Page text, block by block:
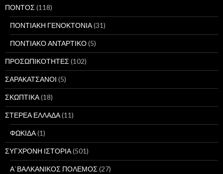
ΠΟΝΤΟΣ (118)
ΠΟΝΤΙΑΚΗ ΓΕΝΟΚΤΟΝΙΑ(31)
ΠΟΝΤΙΑΚΟ ΑΝΤΑΡΤΙΚΟ(5)
ΠΡΟΣΩΠΙΚΟΤΗΤΕΣ (102)
ΣΑΡΑΚΑΤΣΑΝΟΙ (5)
ΣΚΩΠΤΙΚΑ(18)
ΣΤΕΡΕΑ ΕΛΛΑΔΑ(11)
ΦΩΚΙΔΑ(1)
ΣΥΓΧΡΟΝΗ ΙΣΤΟΡΙΑ(501)
Α΄ΒΑΛΚΑΝΙΚΟΣ ΠΟΛΕΜΟΣ (27)